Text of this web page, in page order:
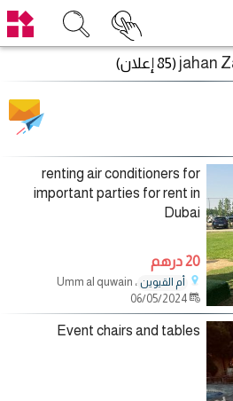
(85 إعلان)
renting air conditioners for
important parties for rent in
Dubai
20 درهم
أم القيوين ، Umm al quwain
Event chairs and tables